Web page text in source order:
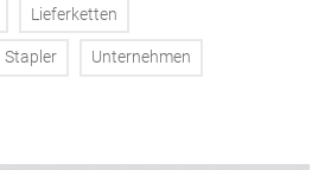
Lieferketten
Stapler Unternehmen